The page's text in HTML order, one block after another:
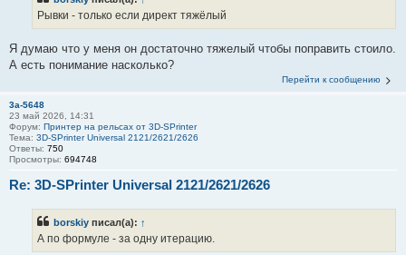
Рывки - только если директ тяжёлый
Я думаю что у меня он достаточно тяжелый чтобы поправить стоило.
А есть понимание насколько?
Перейти к сообщению
3a-5648
23 май 2026, 14:31
Форум: Принтер на рельсах от 3D-SPrinter
Тема: 3D-SPrinter Universal 2121/2621/2626
Ответы: 750
Просмотры: 694748
Re: 3D-SPrinter Universal 2121/2621/2626
borskiy писал(а): ↑
А по формуле - за одну итерацию.